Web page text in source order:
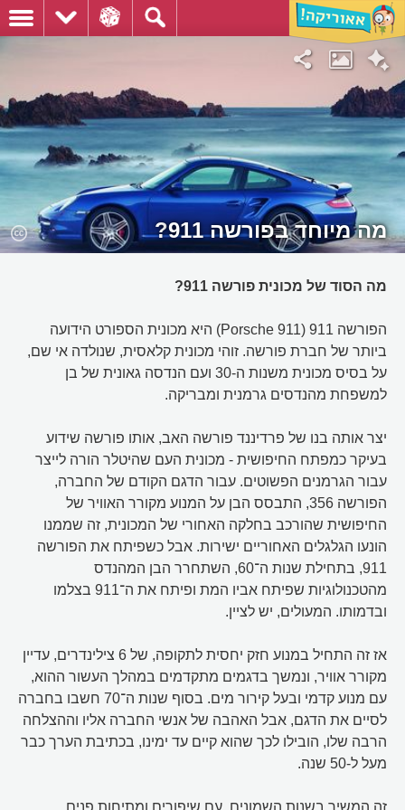
מה מיוחד בפורשה 911?
מה הסוד של מכונית פורשה 911?
הפורשה 911 (Porsche 911) היא מכונית הספורט הידועה
ביותר של חברת פורשה. זוהי מכונית קלאסית, שנולדה אי שם,
על בסיס מכונית משנות ה-30 ועם הנדסה גאונית של בן
למשפחת מהנדסים גרמנית ומבריקה.
יצר אותה בנו של פרדיננד פורשה האב, אותו פורשה שידוע
בעיקר כמפתח החיפושית - מכונית העם שהיטלר הורה לייצר
עבור הגרמנים הפשוטים. עבור הדגם הקודם של החברה,
הפורשה 356, התבסס הבן על המנוע מקורר האוויר של
החיפושית שהורכב בחלקה האחורי של המכונית, זה שממנו
הונעו הגלגלים האחוריים ישירות. אבל כשפיתח את הפורשה
911, בתחילת שנות ה־60, השתחרר הבן המהנדס
מהטכנולוגיות שפיתח אביו המת ופיתח את ה־911 בצלמו
ובדמותו. המעולים, יש לציין.
אז זה התחיל במנוע חזק יחסית לתקופה, של 6 צילינדרים, עדיין
מקורר אוויר, ונמשך בדגמים מתקדמים במהלך העשור ההוא,
עם מנוע קדמי ובעל קירור מים. בסוף שנות ה־70 חשבו בחברה
לסיים את הדגם, אבל האהבה של אנשי החברה אליו וההצלחה
הרבה שלו, הובילו לכך שהוא קיים עד ימינו, בכתיבת הערך כבר
מעל ל-50 שנה.
זה המשיך בשנות השמונים, עם שיפורים ומתיחות פנים,